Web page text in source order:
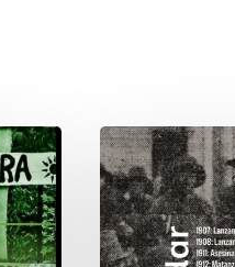
Chawrakawin:
Palimpsesto
explora
a